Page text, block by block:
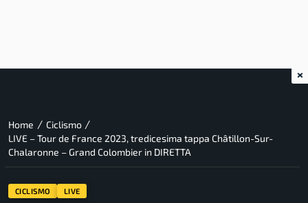
Home / Ciclismo /
LIVE – Tour de France 2023, tredicesima tappa Châtillon-Sur-
Chalaronne – Grand Colombier in DIRETTA
CICLISMO LIVE
×